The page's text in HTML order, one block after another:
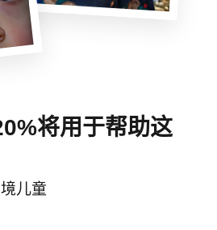
将用于帮助这
儿童